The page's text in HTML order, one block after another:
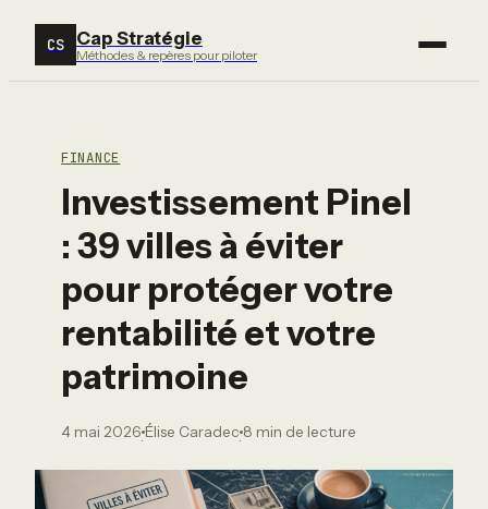
CS Cap Stratégie
Méthodes & repères pour piloter
FINANCE
Investissement Pinel
: 39 villes à éviter
pour protéger votre
rentabilité et votre
patrimoine
4 mai 2026
·
Élise Caradec
·
8 min de lecture